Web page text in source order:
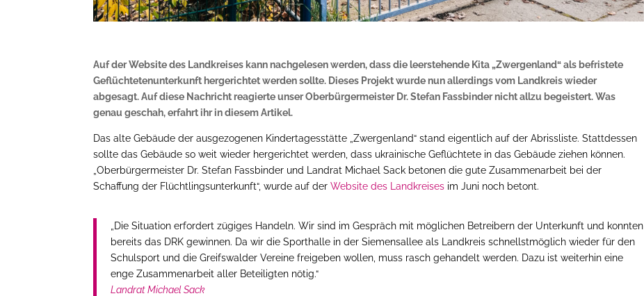
Auf der Website des Landkreises kann nachgelesen werden, dass die leerstehende Kita „Zwergenland“ als befristete
Geflüchtetenunterkunft hergerichtet werden sollte. Dieses Projekt wurde nun allerdings vom Landkreis wieder
abgesagt. Auf diese Nachricht reagierte unser Oberbürgermeister Dr. Stefan Fassbinder nicht allzu begeistert. Was
genau geschah, erfahrt ihr in diesem Artikel.
Das alte Gebäude der ausgezogenen Kindertagesstätte „Zwergenland“ stand eigentlich auf der Abrissliste. Stattdessen
sollte das Gebäude so weit wieder hergerichtet werden, dass ukrainische Geflüchtete in das Gebäude ziehen können.
„Oberbürgermeister Dr. Stefan Fassbinder und Landrat Michael Sack betonen die gute Zusammenarbeit bei der
Schaffung der Flüchtlingsunterkunft“, wurde auf derWebsite des Landkreises im Juni noch betont.
„Die Situation erfordert zügiges Handeln. Wir sind im Gespräch mit möglichen Betreibern der Unterkunft und konnten
bereits das DRK gewinnen. Da wir die Sporthalle in der Siemensallee als Landkreis schnellstmöglich wieder für den
Schulsport und die Greifswalder Vereine freigeben wollen, muss rasch gehandelt werden. Dazu ist weiterhin eine
enge Zusammenarbeit aller Beteiligten nötig.“
Landrat Michael Sack